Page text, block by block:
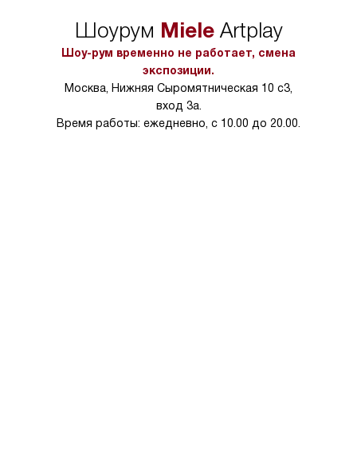
в условиях
тарифы на услуги
Шоурум MieleArtplay
Шоу-рум временно не работает, смена
экспозиции.
Москва, Нижняя Сыромятническая 10 с3,
вход 3а.
Время работы: ежедневно, с 10.00 до 20.00.